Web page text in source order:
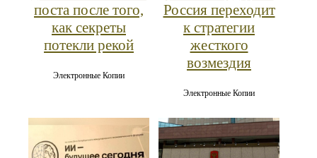
поста после того,
как секреты
потекли рекой
Электронные Копии
Россия переходит
к стратегии
жесткого
возмездия
Электронные Копии